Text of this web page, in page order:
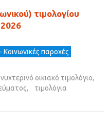
τιμολογίου
Κοινωνικές παροχές
νυχτερινό οικιακό τιμολόγιο,
,
τιμολόγια